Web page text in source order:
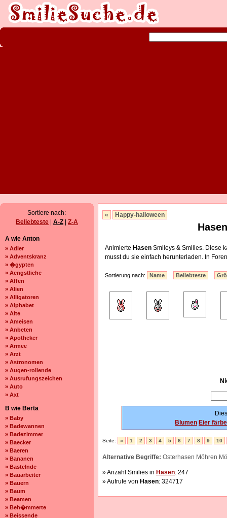
Sortiere nach:
Beliebteste
A-Z Z-A
A wie Anton
» Adler
» Adventskranz
» �gypten
» Aengstliche
» Affen
» Alien
» Alligatoren
» Alphabet
» Alte
» Ameisen
» Anbeten
» Apotheker
» Armee
» Arzt
» Astronomen
» Augen-rollende
» Ausrufungszeichen
» Auto
» Axt
B wie Berta
» Baby
» Badewannen
» Badezimmer
» Baecker
» Baeren
» Bananen
» Bastelnde
» Bauarbeiter
» Bauern
» Baum
» Beamen
» Beh�mmerte
» Beissende
« Happy-halloween
Animierte Hasen Smileys & Smilies. Diese
musst du sie einfach herunterladen. In
Sortierung nach: Name Beliebteste
Blumen Eier
Seite: « 1 2 3 4 5 6 7 8 9 10
Alternative Begriffe: Osterhasen Möhren
» Anzahl Smilies in Hasen: 247
» Aufrufe von Hasen: 324717